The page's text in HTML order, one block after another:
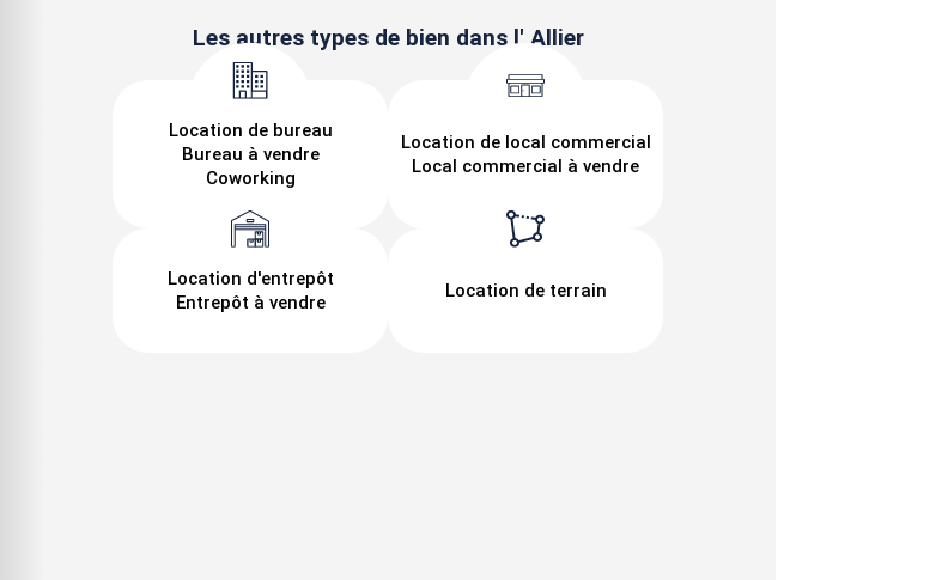
Les autres types de bien dans l' Allier
Location de bureau
Bureau à vendre
Coworking
Location de local commercial
Local commercial à vendre
Location d'entrepôt
Entrepôt à vendre
Location de terrain